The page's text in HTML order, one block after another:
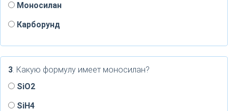
Моносилан
Карборунд
3. Какую формулу имеет моносилан?
SiO2
SiH4